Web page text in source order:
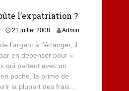
l’expatriation ?
21 juillet 2008 Admin
l’argent à l’étranger, il
en dépenser pour «
qui partent avec un
poche, la prime de
la plupart des frais…